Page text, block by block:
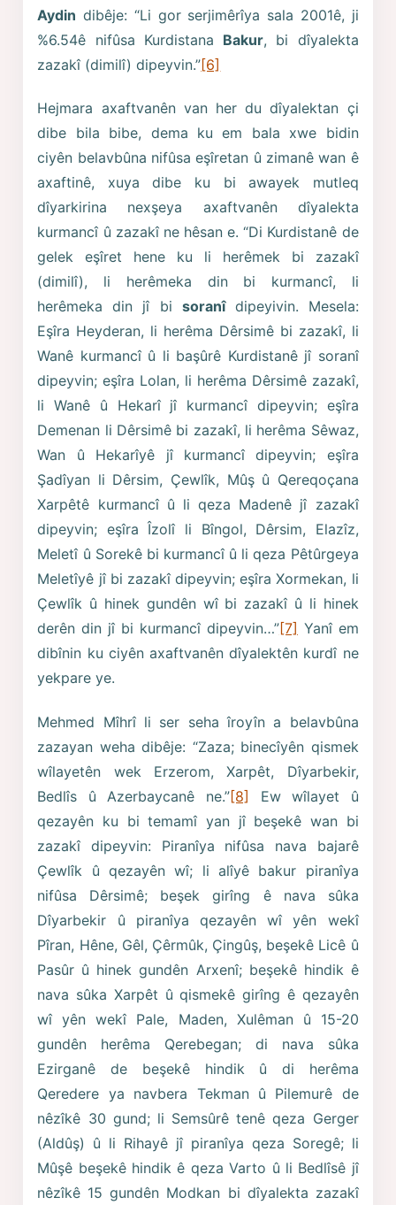
Aydin dibêje: “Li gor serjimêrîya sala 2001ê, ji
%6.54ê nifûsa Kurdistana Bakur, bi dîyalekta
zazakî (dimilî) dipeyvin.”[6]
Hejmara axaftvanên van her du dîyalektan çi
dibe bila bibe, dema ku em bala xwe bidin
ciyên belavbûna nifûsa eşîretan û zimanê wan ê
axaftinê, xuya dibe ku bi awayek mutleq
dîyarkirina nexşeya axaftvanên dîyalekta
kurmancî û zazakî ne hêsan e. “Di Kurdistanê de
gelek eşîret hene ku li herêmek bi zazakî
(dimilî), li herêmeka din bi kurmancî, li
herêmeka din jî bi soranîdipeyivin. Mesela:
Eşîra Heyderan, li herêma Dêrsimê bi zazakî, li
Wanê kurmancî û li başûrê Kurdistanê jî soranî
dipeyvin; eşîra Lolan, li herêma Dêrsimê zazakî,
li Wanê û Hekarî jî kurmancî dipeyvin; eşîra
Demenan li Dêrsimê bi zazakî, li herêma Sêwaz,
Wan û Hekarîyê jî kurmancî dipeyvin; eşîra
Şadîyan li Dêrsim, Çewlîk, Mûş û Qereqoçana
Xarpêtê kurmancî û li qeza Madenê jî zazakî
dipeyvin; eşîra Îzolî li Bîngol, Dêrsim, Elazîz,
Meletî û Sorekê bi kurmancî û li qeza Pêtûrgeya
Meletîyê jî bi zazakî dipeyvin; eşîra Xormekan, li
Çewlîk û hinek gundên wî bi zazakî û li hinek
derên din jî bi kurmancî dipeyvin…”[7] Yanî em
dibînin ku ciyên axaftvanên dîyalektên kurdî ne
yekpare ye.
Mehmed Mîhrî li ser seha îroyîn a belavbûna
zazayan weha dibêje: “Zaza; binecîyên qismek
wîlayetên wek Erzerom, Xarpêt, Dîyarbekir,
Bedlîs û Azerbaycanê ne.”[8] Ew wîlayet û
qezayên ku bi temamî yan jî beşekê wan bi
zazakî dipeyvin: Piranîya nifûsa nava bajarê
Çewlîk û qezayên wî; li alîyê bakur piranîya
nifûsa Dêrsimê; beşek girîng ê nava sûka
Dîyarbekir û piranîya qezayên wî yên wekî
Pîran, Hêne, Gêl, Çêrmûk, Çingûş, beşekê Licê û
Pasûr û hinek gundên Arxenî; beşekê hindik ê
nava sûka Xarpêt û qismekê girîng ê qezayên
wî yên wekî Pale, Maden, Xulêman û 15-20
gundên herêma Qerebegan; di nava sûka
Ezirganê de beşekê hindik û di herêma
Qeredere ya navbera Tekman û Pilemurê de
nêzîkê 30 gund; li Semsûrê tenê qeza Gerger
(Aldûş) û li Rihayê jî piranîya qeza Soregê; li
Mûşê beşekê hindik ê qeza Varto û li Bedlîsê jî
nêzîkê 15 gundên Modkan bi dîyalekta zazakî